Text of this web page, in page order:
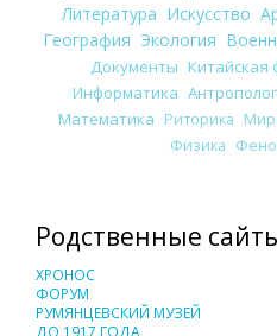
Литература Искусство
География Экология
Документы Китайская
Информатика
Математика Риторика
Физика
Родственные
ХРОНОС
ФОРУМ
РУМЯНЦЕВСКИЙ МУЗЕЙ
ДО 1917 ГОДА